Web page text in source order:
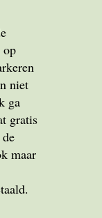
niet
ga
gratis
maar